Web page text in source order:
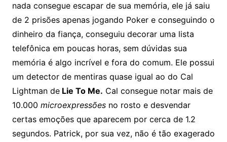
nada consegue escapar de sua memória, ele já saiu
de 2 prisões apenas jogando Poker e conseguindo o
dinheiro da fiança, conseguiu decorar uma lista
telefônica em poucas horas, sem dúvidas sua
memória é algo incrível e fora do comum. Ele possui
um detector de mentiras quase igual ao do Cal
Lightman deLie To Me. Cal consegue notar mais de
10.000 microexpressõesno rosto e desvendar
certas emoções que aparecem por cerca de 1.2
segundos. Patrick, por sua vez, não é tão exagerado